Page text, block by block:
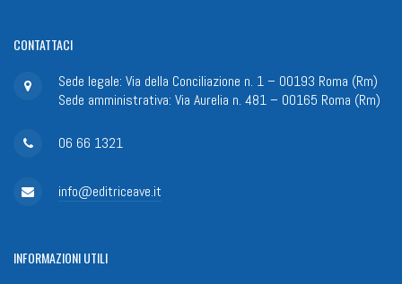
CONTATTACI
Sede legale: Via della Conciliazione n. 1 – 00193 Roma (Rm)
Sede amministrativa: Via Aurelia n. 481 – 00165 Roma (Rm)
06 66 1321
info@editriceave.it
INFORMAZIONIUTILI